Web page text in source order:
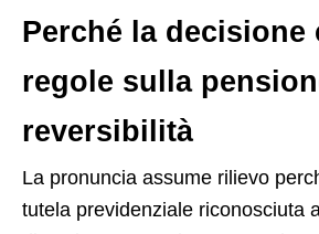
Perché la decisione
regole sulla
reversibilità
La pronuncia assume rilievo
tutela previdenziale riconosciuta